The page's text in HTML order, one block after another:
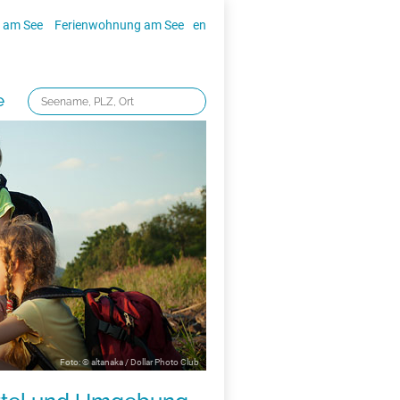
See Ferienwohnung am See en
Foto: © altanaka / Dollar Photo Club